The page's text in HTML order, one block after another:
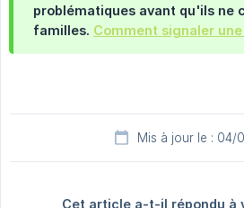
problématiques avant qu'ils ne
familles. Comment signaler
Mis à jour le : 04/
Cet article a-t-il répondu à